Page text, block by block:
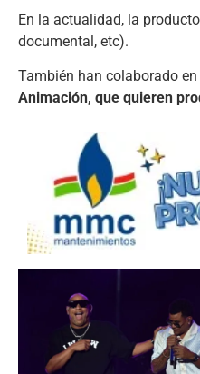
En la actualidad, la
documental, etc).
También han colaborado en
Animación, que quieren